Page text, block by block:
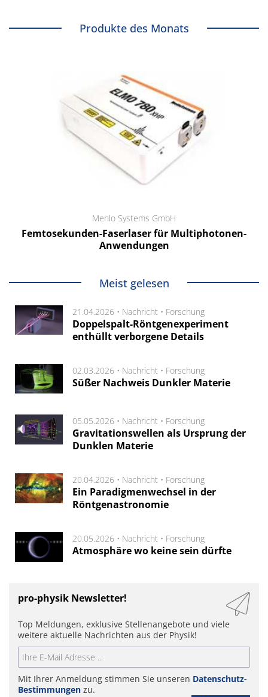
Produkte des Monats
Menlo Systems GmbH
Femtosekunden-Faserlaser für Multiphotonen-
Anwendungen
Meist gelesen
21.04.2026 • Nachricht • Forschung
Doppelspalt-Röntgenexperiment
enthüllt verborgene Details
02.03.2026 • Nachricht • Forschung
Süßer Nachweis Dunkler Materie
05.05.2026 • Nachricht • Forschung
Gravitationswellen als Ursprung der
Dunklen Materie
20.04.2026 • Nachricht • Forschung
Ein Paradigmenwechsel in der
Röntgenastronomie
20.05.2026 • Nachricht • Forschung
Atmosphäre wo keine sein dürfte
pro-physik Newsletter!
Top Meldungen, exklusive Stellenangebote und viele
weitere aktuelle Nachrichten aus der Physik!
Mit Ihrer Anmeldung stimmen Sie unseren Datenschutz-
Bestimmungen zu.